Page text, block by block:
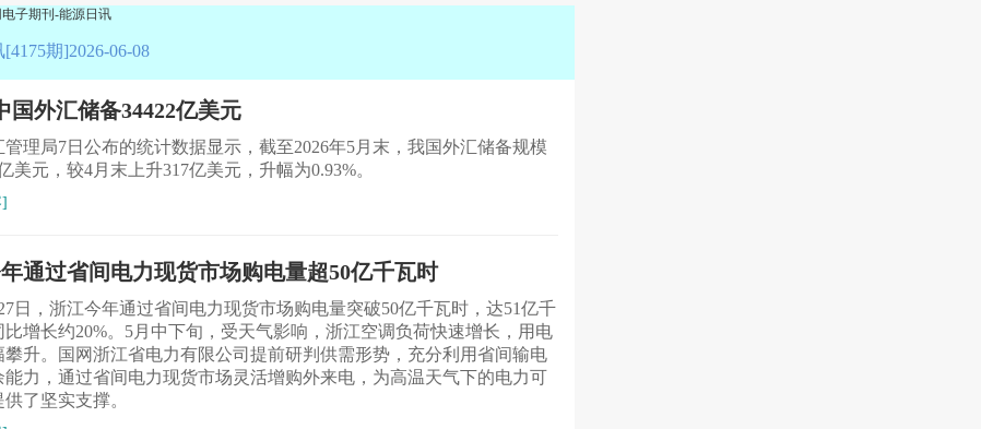
期]2026-06-08
国外汇储备34422亿美元
管理局7日公布的统计数据显示，截至2026年5月末，我国外汇储备规模
美元，较4月末上升317亿美元，升幅为0.93%。
通过省间电力现货市场购电量超50亿千瓦时
日，浙江今年通过省间电力现货市场购电量突破50亿千瓦时，达51亿千
比增长约20%。5月中下旬，受天气影响，浙江空调负荷快速增长，用电
攀升。国网浙江省电力有限公司提前研判供需形势，充分利用省间输电
能力，通过省间电力现货市场灵活增购外来电，为高温天气下的电力可
了坚实支撑。